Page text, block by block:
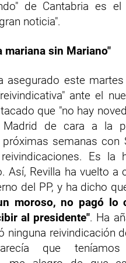
de Cantabria es
noticia".
mariana sin Mariano"
asegurado este
ante el
que "no hay
de cara a la
semanas con
Es la
Así, Revilla ha vuelto
del PP, y ha dicho
moroso, no pagó
al presidente". Ha
ninguna reivindicación
que